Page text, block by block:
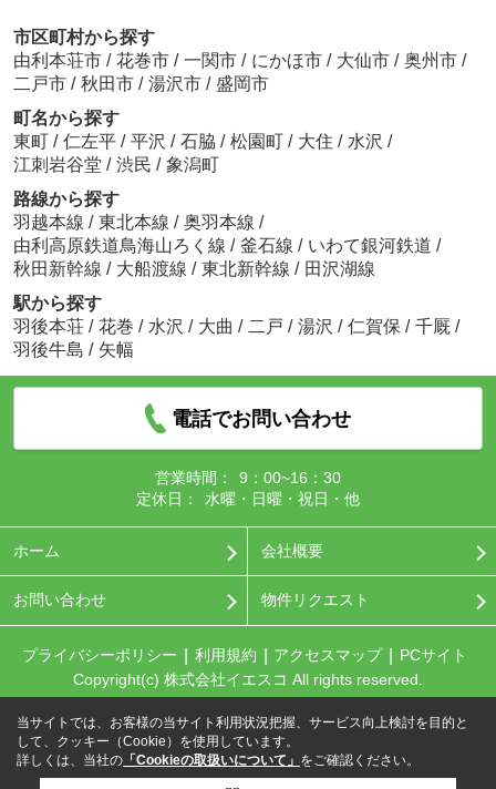
市区町村から探す
由利本荘市 / 花巻市 / 一関市 / にかほ市 / 大仙市 / 奥州市 /
二戸市 / 秋田市 / 湯沢市 / 盛岡市
町名から探す
東町 / 仁左平 / 平沢 / 石脇 / 松園町 / 大住 / 水沢 /
江刺岩谷堂 / 渋民 / 象潟町
路線から探す
羽越本線 / 東北本線 / 奥羽本線 /
由利高原鉄道鳥海山ろく線 / 釜石線 / いわて銀河鉄道 /
秋田新幹線 / 大船渡線 / 東北新幹線 / 田沢湖線
駅から探す
羽後本荘 / 花巻 / 水沢 / 大曲 / 二戸 / 湯沢 / 仁賀保 / 千厩 /
羽後牛島 / 矢幅
電話でお問い合わせ
営業時間：
9：00~16：30
定休日：
水曜・日曜・祝日・他
ホーム 会社概要
お問い合わせ 物件リクエスト
プライバシーポリシー 利用規約 アクセスマップ
PCサイト
Copyright(c) 株式会社イエスコ All rights reserved.
当サイトでは、お客様の当サイト利用状況把握、サービス向上検討を目的と
して、クッキー（Cookie）を使用しています。
詳しくは、当社の 「Cookieの取扱いについて」 をご確認ください。